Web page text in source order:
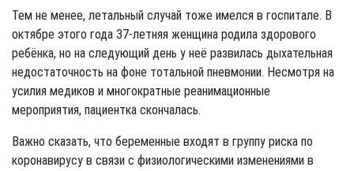
Тем не менее, летальный случай тоже имелся в госпитале. В
октябре этого года 37-летняя женщина родила здорового
ребёнка, но на следующий день у неё развилась дыхательная
недостаточность на фоне тотальной пневмонии. Несмотря на
усилия медиков и многократные реанимационные
мероприятия, пациентка скончалась.
Важно сказать, что беременные входят в группу риска по
коронавирусу в связи с физиологическими изменениями в